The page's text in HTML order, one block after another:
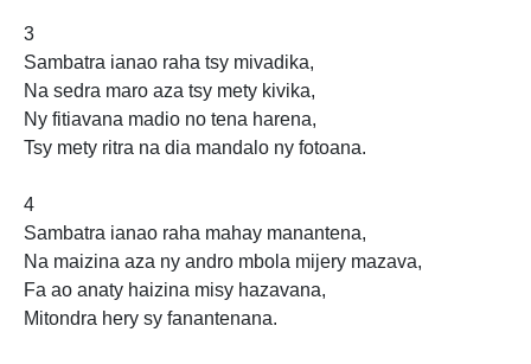
3
Sambatra ianao raha tsy mivadika,
Na sedra maro aza tsy mety kivika,
Ny fitiavana madio no tena harena,
Tsy mety ritra na dia mandalo ny fotoana.
4
Sambatra ianao raha mahay manantena,
Na maizina aza ny andro mbola mijery mazava,
Fa ao anaty haizina misy hazavana,
Mitondra hery sy fanantenana.